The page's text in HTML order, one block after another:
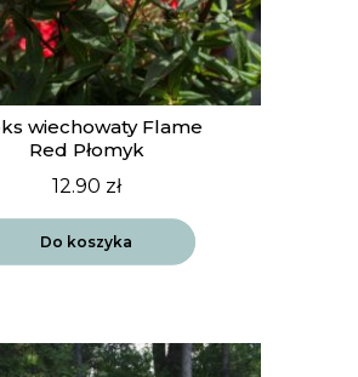
wiechowaty Flame
Red Płomyk
12.90 zł
Do koszyka